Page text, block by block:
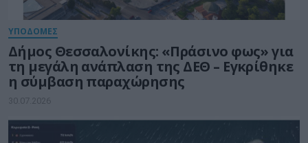
ΥΠΟΔΟΜΕΣ
Δήμος Θεσσαλονίκης: «Πράσινο φως» για
τη μεγάλη ανάπλαση της ΔΕΘ – Εγκρίθηκε
η σύμβαση παραχώρησης
30.07.2026